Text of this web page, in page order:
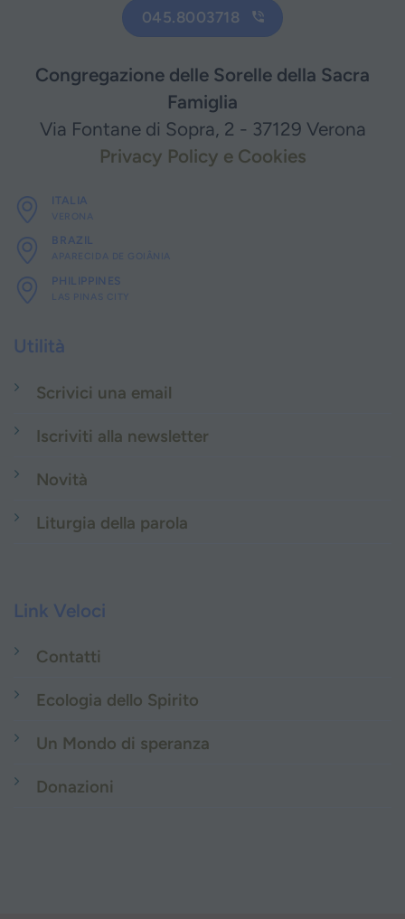
045.8003718
Congregazione delle Sorelle della Sacra
Famiglia
Via Fontane di Sopra, 2 - 37129 Verona
Privacy Policy e Cookies
ITALIA
VERONA
BRAZIL
APARECIDA DE GOIÂNIA
PHILIPPINES
LAS PINAS CITY
Utilità
Scrivici una email
Iscriviti alla newsletter
Novità
Liturgia della parola
Link Veloci
Contatti
Ecologia dello Spirito
Un Mondo di speranza
Donazioni